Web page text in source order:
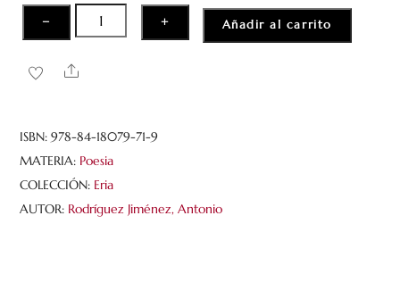
5
−
Nuestro
sitio
en
cantidad
+ Añadir al carrito
Share
ISBN:978-84-18079-71-9
MATERIA: Poesia
COLECCIÓN: Eria
AUTOR: Rodríguez Jiménez, Antonio